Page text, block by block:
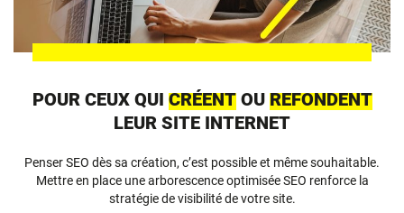
POUR CEUX QUI CRÉENTOU REFONDENT
LEUR SITE INTERNET
Penser SEO dès sa création, c’est possible et même souhaitable.
Mettre en place une arborescence optimisée SEO renforce la
stratégie de visibilité de votre site.